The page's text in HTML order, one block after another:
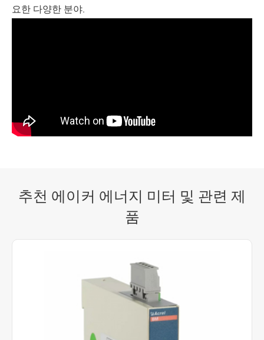
요한 다양한 분야.
추천 에이커 에너지 미터 및 관련 제
품